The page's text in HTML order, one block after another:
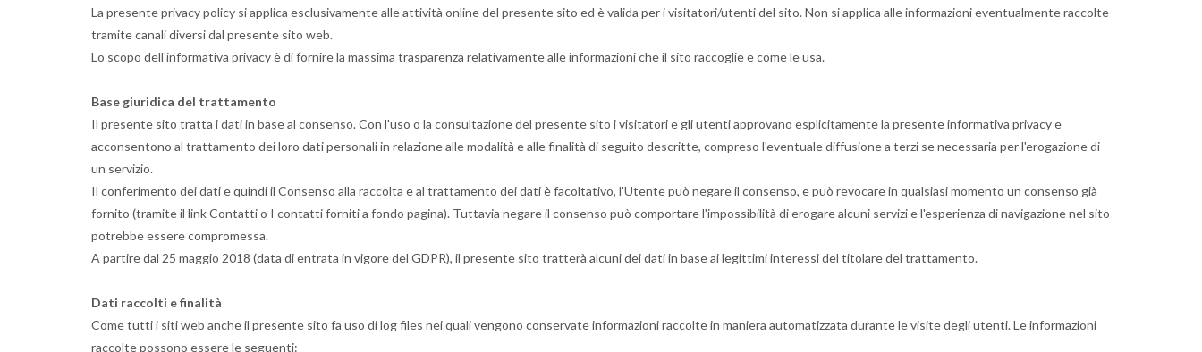
La presente privacy policy si applica esclusivamente alle attività online del presente sito ed è valida per i visitatori/utenti del sito. Non si applica alle informazioni eventualmente raccolte
tramite canali diversi dal presente sito web.
Lo scopo dell'informativa privacy è di fornire la massima trasparenza relativamente alle informazioni che il sito raccoglie e come le usa.
Base giuridica del trattamento
Il presente sito tratta i dati in base al consenso. Con l'uso o la consultazione del presente sito i visitatori e gli utenti approvano esplicitamente la presente informativa privacy e
acconsentono al trattamento dei loro dati personali in relazione alle modalità e alle finalità di seguito descritte, compreso l'eventuale diffusione a terzi se necessaria per l'erogazione di
un servizio.
Il conferimento dei dati e quindi il Consenso alla raccolta e al trattamento dei dati è facoltativo, l'Utente può negare il consenso, e può revocare in qualsiasi momento un consenso già
fornito (tramite il link Contatti o I contatti forniti a fondo pagina). Tuttavia negare il consenso può comportare l'impossibilità di erogare alcuni servizi e l'esperienza di navigazione nel sito
potrebbe essere compromessa.
A partire dal 25 maggio 2018 (data di entrata in vigore del GDPR), il presente sito tratterà alcuni dei dati in base ai legittimi interessi del titolare del trattamento.
Dati raccolti e finalità
Come tutti i siti web anche il presente sito fa uso di log files nei quali vengono conservate informazioni raccolte in maniera automatizzata durante le visite degli utenti. Le informazioni
raccolte possono essere le seguenti: